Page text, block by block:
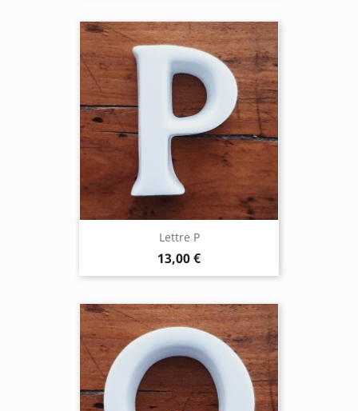
Lettre P
13,00 €